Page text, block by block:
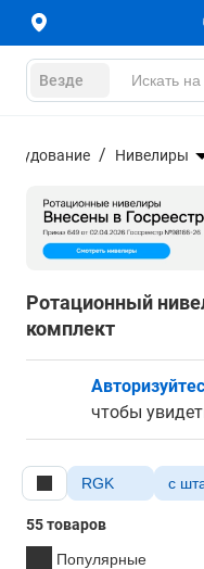
Везде
Нивелиры
Ротационный
комплект
чтобы
RGK с
55 товаров
Популярные